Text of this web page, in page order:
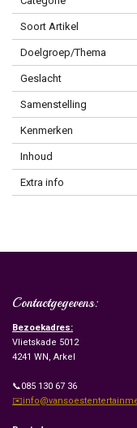
Soort Artikel
Doelgroep/Thema
Geslacht
Samenstelling
Kenmerken
Inhoud
Extra info
Contactgegevens:
Bezoekadres:
Vlietskade 5012
4241 WN, Arkel
📞085 130 67 36